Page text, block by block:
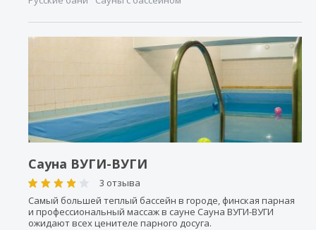
Сауна ВУГИ-ВУГИ
3 отзыва
Самый большей теплый бассейн в городе, финская парная
и профессиональный массаж в сауне Сауна ВУГИ-ВУГИ
ожидают всех ценителе парного досуга.